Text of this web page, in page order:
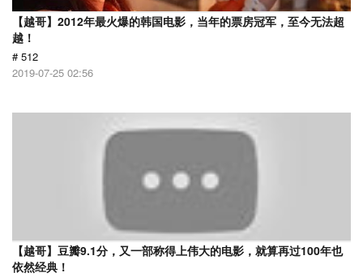
【越哥】2012年最火爆的韩国电影，当年的票房冠军，至今无法超
越！
# 512
2019-07-25 02:56
【越哥】豆瓣9.1分，又一部称得上伟大的电影，就算再过100年也
依然经典！